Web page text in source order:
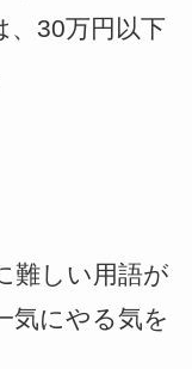
30万円以下
難しい用語が
気にやる気を